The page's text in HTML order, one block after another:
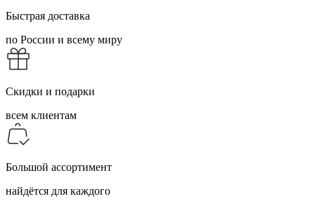
Быстрая доставка
по России и всему миру
Скидки и подарки
всем клиентам
Большой ассортимент
найдётся для каждого